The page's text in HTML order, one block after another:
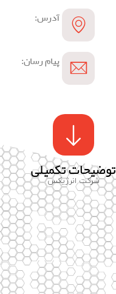
آدرس:
پیام رسان:
توضیحات تکمیلی
شرکت انرژیکس